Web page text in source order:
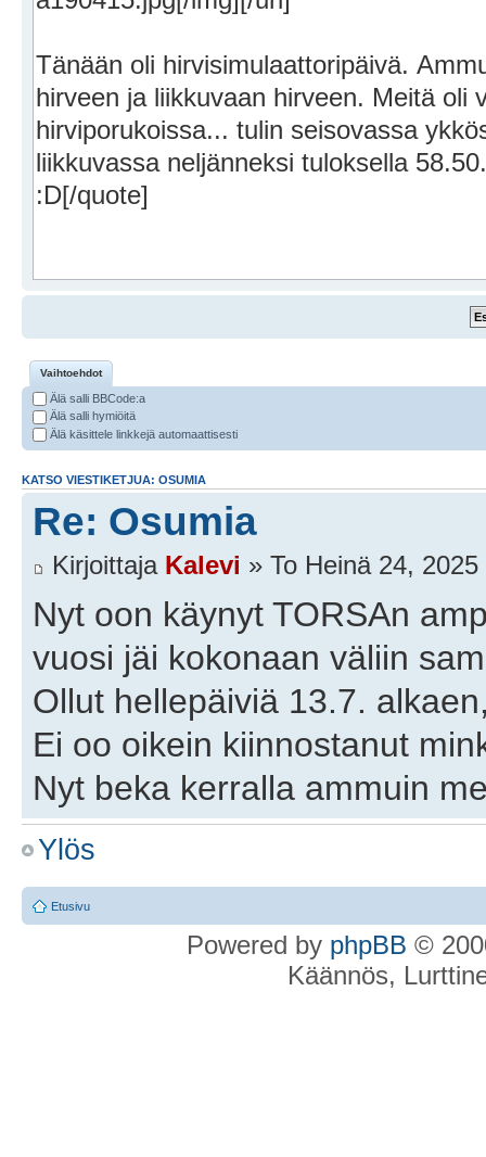
Vaihtoehdot
Älä salli BBCode:a
Älä salli hymiöitä
Älä käsittele linkkejä automaattisesti
KATSO VIESTIKETJUA: OSUMIA
Re: Osumia
Kirjoittaja Kalevi » To Heinä 24,
Nyt oon käynyt TORSAn
vuosi jäi kokonaan väliin
Ollut hellepäiviä 13.7.
Ei oo oikein kiinnostanut
Nyt beka kerralla ammuin
Toisella kertaa pari
16/17 kiekkoa ja mikä
Ylös
Etusivu
Powered by phpBB ©
Käännös,